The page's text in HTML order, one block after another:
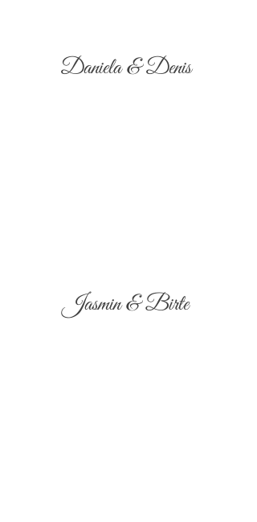
Daniela & Denis
Jasmin & Birte